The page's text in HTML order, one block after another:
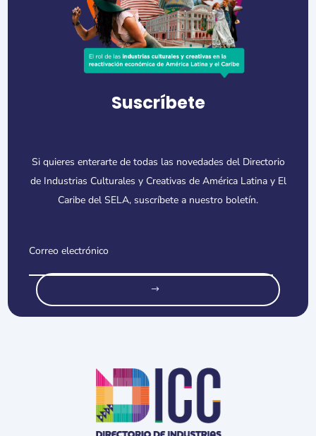
Suscríbete
Si quieres enterarte de todas las novedades del Directorio
de Industrias Culturales y Creativas de América Latina y El
Caribe del SELA, suscríbete a nuestro boletín.